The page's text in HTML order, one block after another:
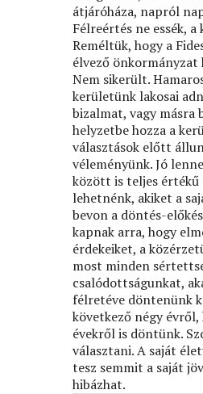
átjáróháza, napról
Félreértés ne essék,
Reméltük, hogy a
élvező önkormányzat
Nem sikerült.
kerületünk lakosai
bizalmat, vagy másra
helyzetbe hozza a
választások előtt
véleményünk. Jó
között is teljes
lehetnénk, akiket a
bevon a döntés-
kapnak arra, hogy
érdekeiket, a
most minden
csalódottságunkat,
félretéve döntenünk
következő négy
évekről is döntünk.
választani. A saját
tesz semmit a saját
hibázhat.